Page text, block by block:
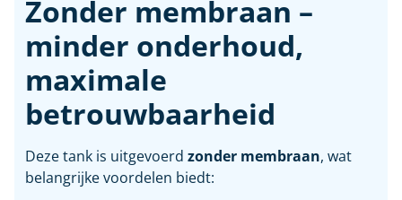
Zonder membraan –
minder onderhoud,
maximale
betrouwbaarheid
Deze tank is uitgevoerd zonder membraan, wat
belangrijke voordelen biedt: